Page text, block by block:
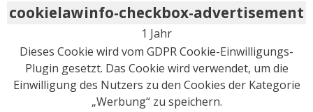
cookielawinfo-checkbox-advertisement
1 Jahr
Dieses Cookie wird vom GDPR Cookie-Einwilligungs-
Plugin gesetzt. Das Cookie wird verwendet, um die
Einwilligung des Nutzers zu den Cookies der Kategorie
„Werbung“ zu speichern.